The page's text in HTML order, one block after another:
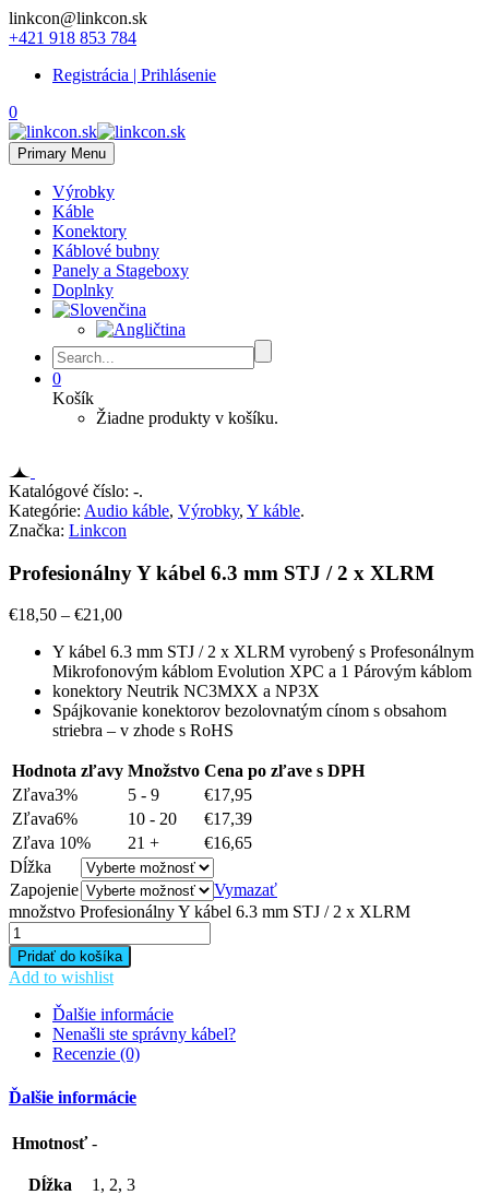
linkcon@linkcon.sk
+421 918 853 784
Registrácia | Prihlásenie
0
Primary Menu
Výrobky
Káble
Konektory
Káblové bubny
Panely a Stageboxy
Doplnky
0
Košík
Žiadne produkty v košíku.
Katalógové číslo: -.
Kategórie: Audio káble, Výrobky, Y káble.
Značka: Linkcon
Profesionálny Y kábel 6.3 mm STJ / 2 x XLRM
€18,50 – €21,00
Y kábel 6.3 mm STJ / 2 x XLRM vyrobený s Profesonálnym
Mikrofonovým káblom Evolution XPC a 1 Párovým káblom
konektory Neutrik NC3MXX a NP3X
Spájkovanie konektorov bezolovnatým cínom s obsahom
striebra – v zhode s RoHS
Hodnota zľavy Množstvo Cena po zľave s DPH
Zľava3%
5 - 9 €17,95
Zľava6%
10 - 20 €17,39
Zľava 10%
21 + €16,65
Dĺžka
Zapojenie
Vymazať
množstvo Profesionálny Y kábel 6.3 mm STJ / 2 x XLRM
Pridať do košíka
Add to wishlist
Ďalšie informácie
Nenašli ste správny kábel?
Recenzie (0)
Ďalšie informácie
Hmotnosť -
Dĺžka 1, 2, 3